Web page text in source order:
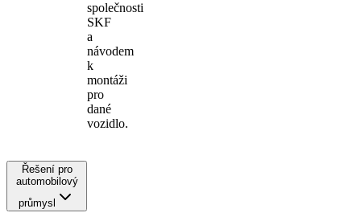
společnosti
SKF
a
návodem
k
montáži
pro
dané
vozidlo.
Řešení pro
automobilový
průmysl